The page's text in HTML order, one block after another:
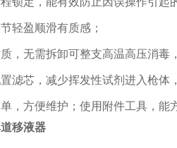
轻盈顺滑有质感；
，无需拆卸可整支高温高压消毒
滤芯，减少挥发性试剂进入枪体
，方便维护；使用附件工具，能
移液器